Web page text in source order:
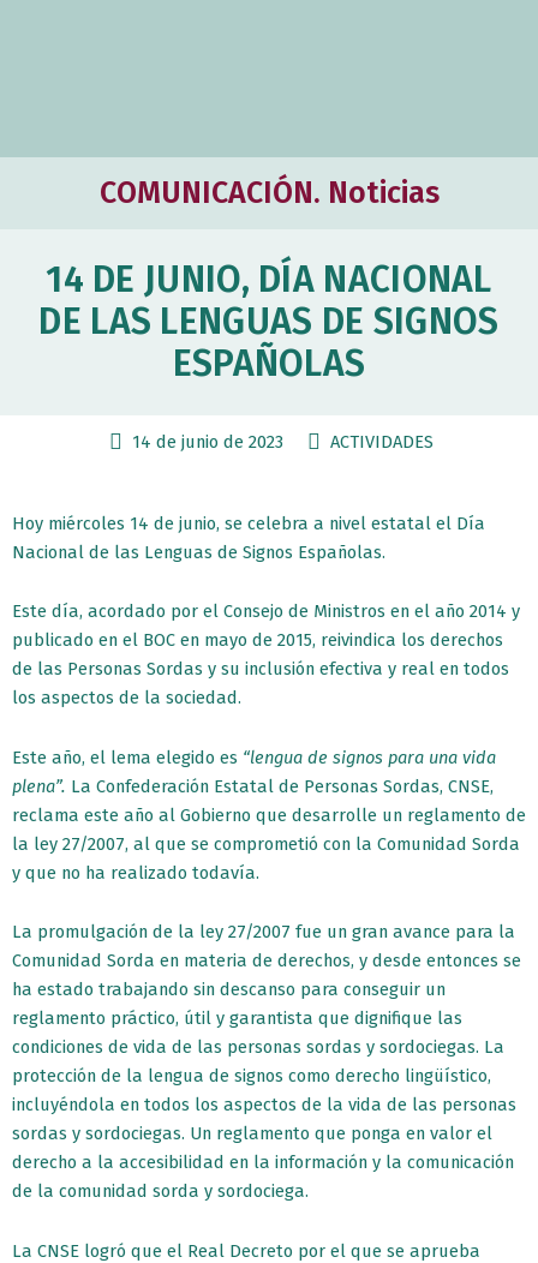
COMUNICACIÓN. Noticias
14 DE JUNIO, DÍA NACIONAL
DE LAS LENGUAS DE SIGNOS
ESPAÑOLAS
14 de junio de 2023 ACTIVIDADES
Hoy miércoles 14 de junio, se celebra a nivel estatal el Día
Nacional de las Lenguas de Signos Españolas.
Este día, acordado por el Consejo de Ministros en el año 2014 y
publicado en el BOC en mayo de 2015, reivindica los derechos
de las Personas Sordas y su inclusión efectiva y real en todos
los aspectos de la sociedad.
Este año, el lema elegido es “lengua de signos para una vida
plena”. La Confederación Estatal de Personas Sordas, CNSE,
reclama este año al Gobierno que desarrolle un reglamento de
la ley 27/2007, al que se comprometió con la Comunidad Sorda
y que no ha realizado todavía.
La promulgación de la ley 27/2007 fue un gran avance para la
Comunidad Sorda en materia de derechos, y desde entonces se
ha estado trabajando sin descanso para conseguir un
reglamento práctico, útil y garantista que dignifique las
condiciones de vida de las personas sordas y sordociegas. La
protección de la lengua de signos como derecho lingüístico,
incluyéndola en todos los aspectos de la vida de las personas
sordas y sordociegas. Un reglamento que ponga en valor el
derecho a la accesibilidad en la información y la comunicación
de la comunidad sorda y sordociega.
La CNSE logró que el Real Decreto por el que se aprueba